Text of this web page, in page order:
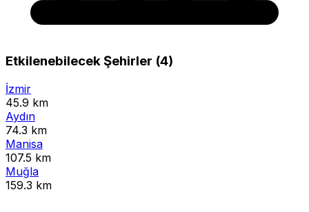
Etkilenebilecek Şehirler (4)
İzmir
45.9 km
Aydın
74.3 km
Manisa
107.5 km
Muğla
159.3 km